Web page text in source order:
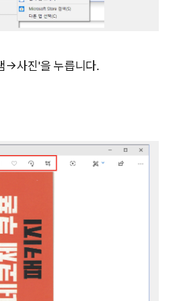
→사진'을 누릅니다.